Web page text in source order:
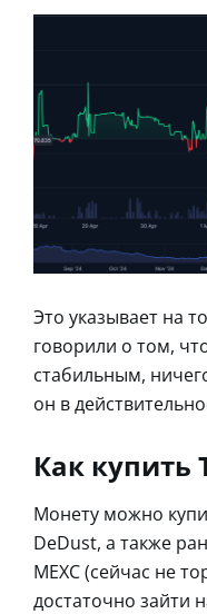
Это указывает на
говорили о том,
стабильным,
он в
Как купить
Монету можно
DeDust, а также
MEXC (сейчас не
достаточно зайти